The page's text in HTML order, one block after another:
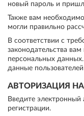
новый пароль и
Также вам
могли правильно
В соответствии с
законодательства
персональных
данные
АВТОРИЗАЦИЯ
Введите электронный
регистрации.